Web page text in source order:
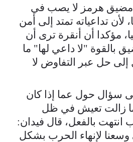
مضيق هرمز لا يصب في
تداعياته تمتد إلى أمن
مؤكدا أن أنقرة ترى أن
بالقوة "لا داعي لها" ما
حل عبر التفاوض لا
سؤال حول عما إذا كان
ما زالت تعيش في ظل
انتهت بالفعل، قال فيدان:
لإنهاء الحرب بشكل